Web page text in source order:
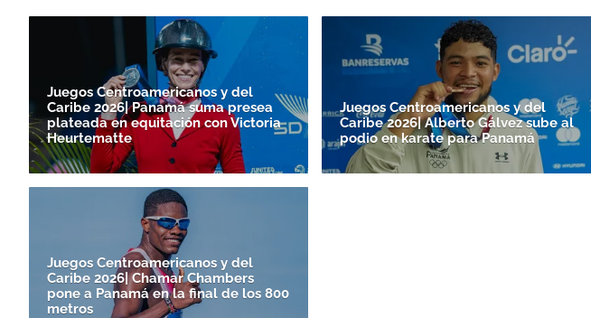
Juegos Centroamericanos y del
Caribe 2026| Panamá suma presea
plateada en equitación con Victoria
Heurtematte
Juegos Centroamericanos y del
Caribe 2026| Alberto Gálvez sube al
podio en karate para Panamá
Juegos Centroamericanos y del
Caribe 2026| Chamar Chambers
pone a Panamá en la final de los 800
metros